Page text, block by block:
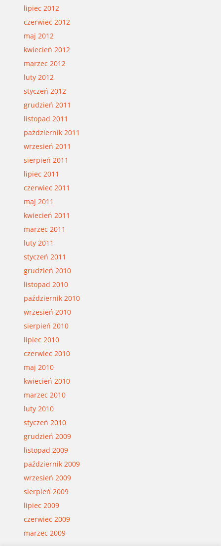
lipiec 2012
czerwiec 2012
maj 2012
kwiecień 2012
marzec 2012
luty 2012
styczeń 2012
grudzień 2011
listopad 2011
październik 2011
wrzesień 2011
sierpień 2011
lipiec 2011
czerwiec 2011
maj 2011
kwiecień 2011
marzec 2011
luty 2011
styczeń 2011
grudzień 2010
listopad 2010
październik 2010
wrzesień 2010
sierpień 2010
lipiec 2010
czerwiec 2010
maj 2010
kwiecień 2010
marzec 2010
luty 2010
styczeń 2010
grudzień 2009
listopad 2009
październik 2009
wrzesień 2009
sierpień 2009
lipiec 2009
czerwiec 2009
marzec 2009